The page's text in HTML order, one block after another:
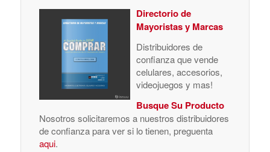
Directorio de
Mayoristas y Marcas
Distribuidores de
confianza que vende
celulares, accesorios,
videojuegos y mas!
Busque Su Producto
Nosotros solicitaremos a nuestros distribuidores
de confianza para ver si lo tienen, preguenta
aqui.